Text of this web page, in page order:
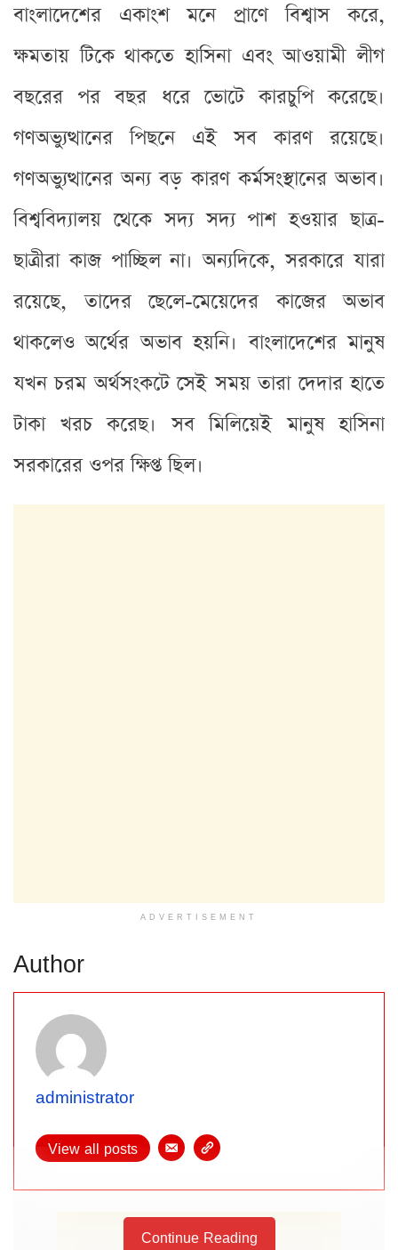
বাংলাদেশের একাংশ মনে প্রাণে বিশ্বাস করে,
ক্ষমতায় টিকে থাকতে হাসিনা এবং আওয়ামী লীগ
বছরের পর বছর ধরে ভোটে কারচুপি করেছে।
গণঅভ্যুত্থানের পিছনে এই সব কারণ রয়েছে।
গণঅভ্যুত্থানের অন্য বড় কারণ কর্মসংস্থানের অভাব।
বিশ্ববিদ্যালয় থেকে সদ্য সদ্য পাশ হওয়ার ছাত্র-
ছাত্রীরা কাজ পাচ্ছিল না। অন্যদিকে, সরকারে যারা
রয়েছে, তাদের ছেলে-মেয়েদের কাজের অভাব
থাকলেও অর্থের অভাব হয়নি। বাংলাদেশের মানুষ
যখন চরম অর্থসংকটে সেই সময় তারা দেদার হাতে
টাকা খরচ করেছ। সব মিলিয়েই মানুষ হাসিনা
সরকারের ওপর ক্ষিপ্ত ছিল।
ADVERTISEMENT
Author
administrator
View all posts
Continue Reading